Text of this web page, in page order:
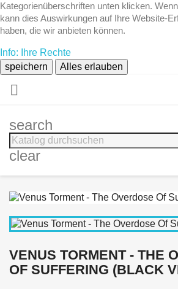
Kategorienüberschriften unten klicken.
kann dies Auswirkungen auf Ihre Website-
haben, die wir anbieten können.
Info: Ihre Rechte
speichern
Alles erlauben

search
clear
VENUS TORMENT - THE
OF SUFFERING (BLACK